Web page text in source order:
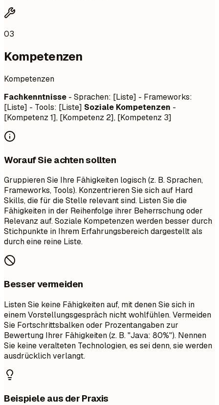
03
Kompetenzen
Kompetenzen
Fachkenntnisse - Sprachen: [Liste] - Frameworks:
[Liste] - Tools: [Liste] Soziale Kompetenzen -
[Kompetenz 1], [Kompetenz 2], [Kompetenz 3]
Worauf Sie achten sollten
Gruppieren Sie Ihre Fähigkeiten logisch (z. B. Sprachen,
Frameworks, Tools). Konzentrieren Sie sich auf Hard
Skills, die für die Stelle relevant sind. Listen Sie die
Fähigkeiten in der Reihenfolge ihrer Beherrschung oder
Relevanz auf. Soziale Kompetenzen werden besser durch
Stichpunkte in Ihrem Erfahrungsbereich dargestellt als
durch eine reine Liste.
Besser vermeiden
Listen Sie keine Fähigkeiten auf, mit denen Sie sich in
einem Vorstellungsgespräch nicht wohlfühlen. Vermeiden
Sie Fortschrittsbalken oder Prozentangaben zur
Bewertung Ihrer Fähigkeiten (z. B. "Java: 80%"). Nennen
Sie keine veralteten Technologien, es sei denn, sie werden
ausdrücklich verlangt.
Beispiele aus der Praxis